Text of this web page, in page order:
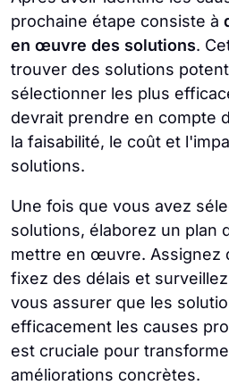
prochaine étape consiste à
en œuvre des solutions.
trouver des solutions
sélectionner les plus
devrait prendre en compte
la faisabilité, le coût et
solutions.
Une fois que vous avez
solutions, élaborez un plan
mettre en œuvre. Assignez
fixez des délais et
vous assurer que les
efficacement les causes
est cruciale pour
améliorations concrètes.